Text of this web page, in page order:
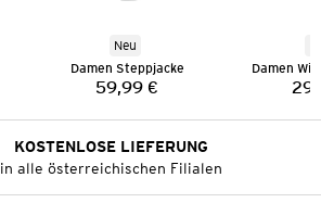
Neu
Damen Steppjacke
Preis:
59,99 €
Damen
KOSTENLOSE LIEFERUNG
in alle österreichischen Filialen